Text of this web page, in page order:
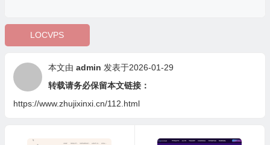
LOCVPS
本文由 admin 发表于2026-01-29
转载请务必保留本文链接：
https://www.zhujixinxi.cn/112.html